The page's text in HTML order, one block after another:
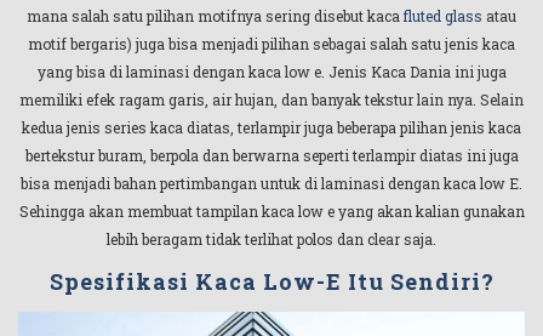
mana salah satu pilihan motifnya sering disebut kaca fluted glass atau
motif bergaris) juga bisa menjadi pilihan sebagai salah satu jenis kaca
yang bisa di laminasi dengan kaca low e. Jenis Kaca Dania ini juga
memiliki efek ragam garis, air hujan, dan banyak tekstur lain nya. Selain
kedua jenis series kaca diatas, terlampir juga beberapa pilihan jenis kaca
bertekstur buram, berpola dan berwarna seperti terlampir diatas ini juga
bisa menjadi bahan pertimbangan untuk di laminasi dengan kaca low E.
Sehingga akan membuat tampilan kaca low e yang akan kalian gunakan
lebih beragam tidak terlihat polos dan clear saja.
Spesifikasi Kaca Low-E Itu Sendiri?